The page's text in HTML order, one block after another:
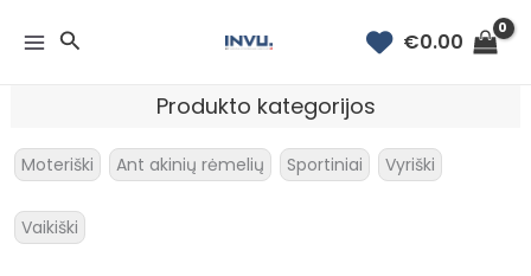
prie
Paieška €0.00
Produkto kategorijos
Moteriški Ant akinių rėmelių Sportiniai Vyriški
Vaikiški
naujausią